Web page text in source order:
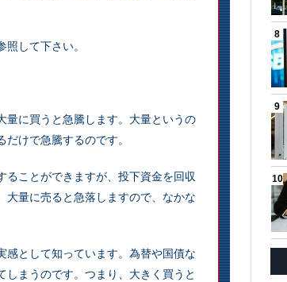
して下さい。
量に買うと急騰します。大量というの
けで急騰するのです。
ることができますが、投下資金を回収
大量に売ると急落しますので、なかな
感として知っています。為替や国債な
まうのです。つまり、大きく買うと